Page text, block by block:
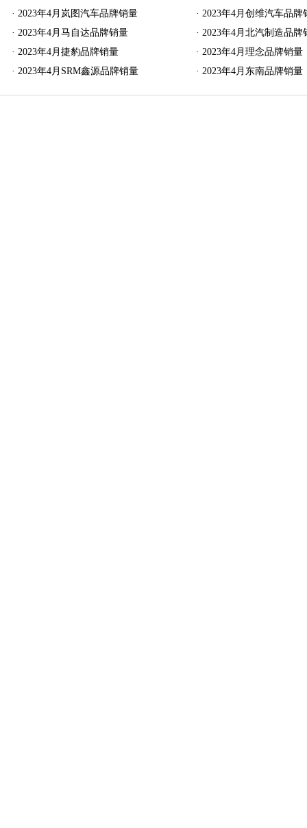
· 2023年4月岚图汽车品牌销量 ·2023年4月创维汽车品牌
· 2023年4月马自达品牌销量 ·2023年4月北汽制造品牌
· 2023年4月捷豹品牌销量 ·2023年4月理念品牌销量
· 2023年4月SRM鑫源品牌销量 ·2023年4月东南品牌销量